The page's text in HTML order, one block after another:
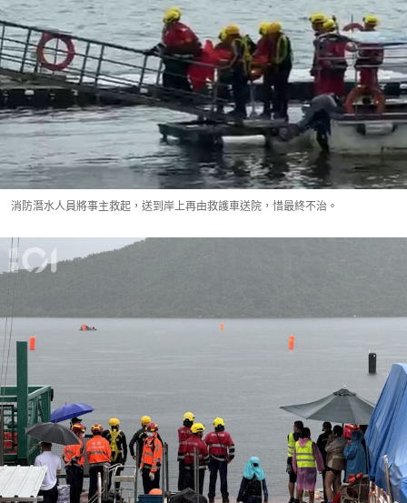
消防潛水人員將事主救起，送到岸上再由救護車送院，惜最終不治。